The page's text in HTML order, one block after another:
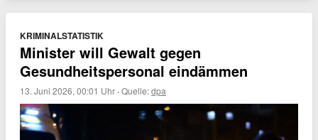
KRIMINALSTATISTIK
Minister will Gewalt gegen
Gesundheitspersonal eindämmen
13. Juni 2026, 00:01 Uhr ·Quelle:dpa